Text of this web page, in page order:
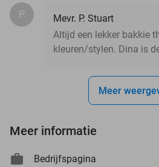
P.
Mevr. P. Stuart
Altijd een lekker bakkie
kleuren/stylen. Dina is
Meer
Meer informatie
Bedrijfspagina